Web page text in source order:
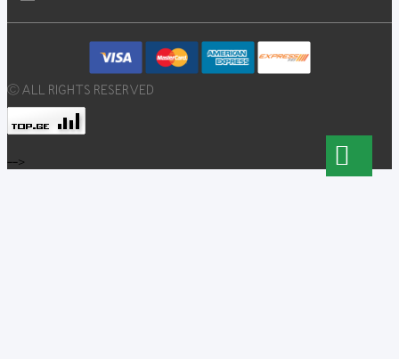
© ALL RIGHTS RESERVED
-->